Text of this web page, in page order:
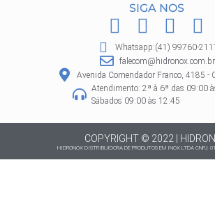
SIGA NOS
F
a
c
e
b
o
o
k
I
n
s
t
a
g
r
a
P
i
n
t
e
r
e
s
W
h
a
t
a
p
p
Whatsapp:(41) 99760-
falecom@hidronox.com.br
Avenida Comendador Franco, 4185 -
Atendimento: 2ª à 6ª das 09:00
Sábados 09:00 às 12:45
COPYRIGHT © 2022 |
HIDRONOX DISTRIBUIDORA DE PRODUTOS EM INOX LTDA CNPJ: